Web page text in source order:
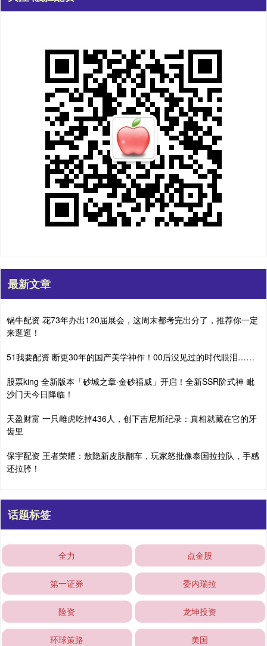
最新文章
锅牛配资 花73年办出120届展会，这周末都考完出分了，推荐你一定
来逛逛！
51我要配资 断更30年的国产美学神作！00后没见过的时代眼泪……
股票king 全新版本「砂城之章·金砂福威」开启！全新SSR阶式神 毗
沙门天今日降临！
天盈财富 一只雌虎吃掉436人，创下吉尼斯纪录：真相就藏在它的牙
齿里
保宇配资 王者荣耀：敖隐新皮肤翻车，玩家怒批像泰国拉拉队，手感
还拉胯！
话题标签
全力 点金股
第一证券 委内瑞拉
险资 龙坤投资
环球策路 美国